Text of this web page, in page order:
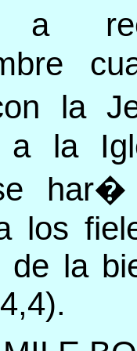
a
la
a la
har�
los
de la